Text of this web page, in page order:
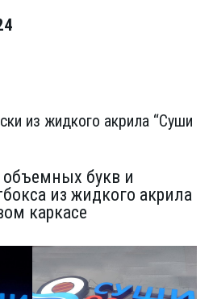
из жидкого акрила “Суши
объемных букв и
из жидкого акрила
каркасе